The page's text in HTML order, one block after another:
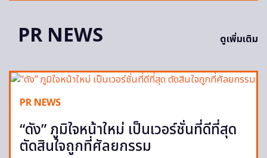
PR NEWS ดูเพิ่มเติม
PR NEWS
“ดัง” ภูมิใจหน้าใหม่ เป็นเวอร์ชั่นที่ดีที่สุด
ตัดสินใจถูกที่ศัลยกรรม